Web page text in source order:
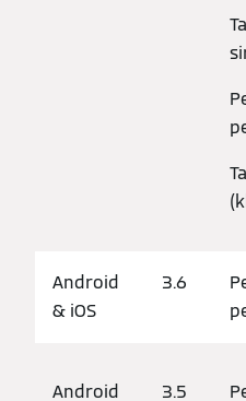
Android
& iOS
3.6
Android
3.5